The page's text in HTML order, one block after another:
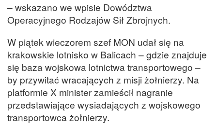
– wskazano we wpisie Dowództwa
Operacyjnego Rodzajów Sił Zbrojnych.
W piątek wieczorem szef MON udał się na
krakowskie lotnisko w Balicach – gdzie znajduje
się baza wojskowa lotnictwa transportowego –
by przywitać wracających z misji żołnierzy. Na
platformie X minister zamieścił nagranie
przedstawiające wysiadających z wojskowego
transportowca żołnierzy.